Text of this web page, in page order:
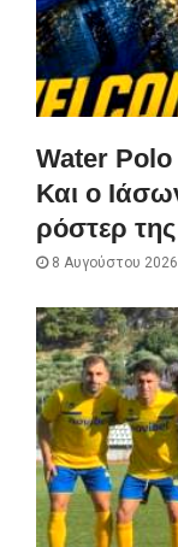
Water Polo
Και ο
ρόστερ
8 Αυγούστου 2026